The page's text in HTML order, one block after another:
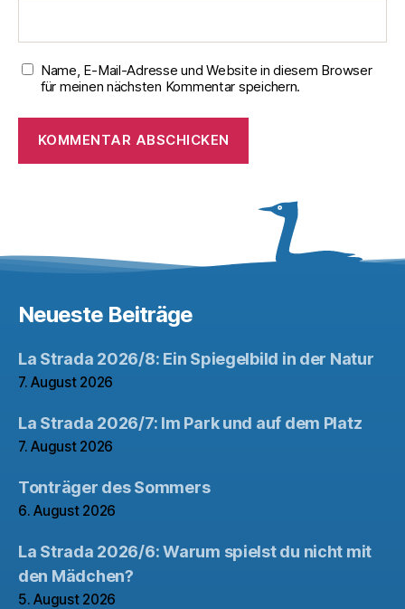
Name, E-Mail-Adresse und Website in diesem Browser
für meinen nächsten Kommentar speichern.
Neueste Beiträge
La Strada 2026/8: Ein Spiegelbild in der Natur
7. August 2026
La Strada 2026/7: Im Park und auf dem Platz
7. August 2026
Tonträger des Sommers
6. August 2026
La Strada 2026/6: Warum spielst du nicht mit
den Mädchen?
5. August 2026